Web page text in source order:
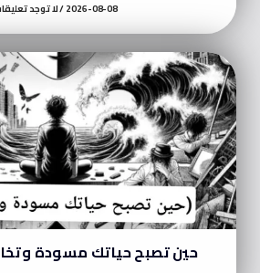
2026-08-08 لا توجد تعليقات
حين تصبح حياتك مسودة